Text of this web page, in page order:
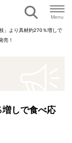
Menu
」より具材約270％増しで
売！
しで食べ応